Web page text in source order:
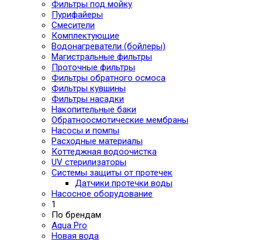
Фильтры под мойку
Пурифайеры
Смесители
Комплектующие
Водонагреватели (бойлеры)
Магистральные фильтры
Проточные фильтры
Фильтры обратного осмоса
Фильтры кувшины
Фильтры насадки
Накопительные баки
Обратноосмотические мембраны
Насосы и помпы
Расходные материалы
Коттеджная водоочистка
UV стерилизаторы
Системы защиты от протечек
Датчики протечки воды
Насосное оборудование
1
По брендам
Aqua Pro
Новая вода